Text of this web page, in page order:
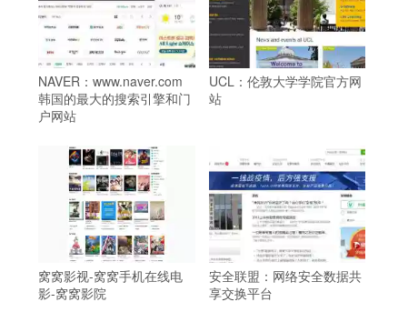
NAVER：www.naver.com
韩国的最大的搜索引擎和门
户网站
UCL：伦敦大学学院官方网
站
窝窝影视-窝窝手机在线电
影-窝窝影院
安全联盟：网络安全数据共
享交换平台